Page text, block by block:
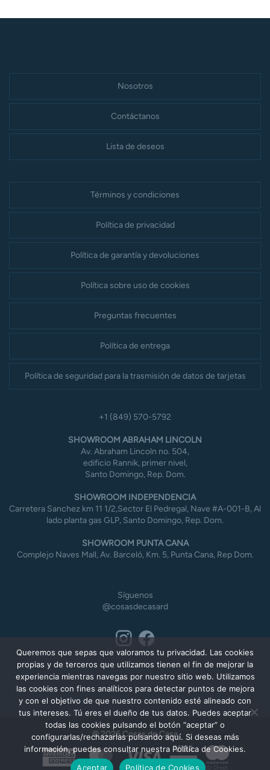
Nosotros
Contáctanos
Lista de deseos
Términos y condiciones
Política de privacidad
Política de garantía y devoluciones
Política sobre uso de cookies
Preguntas frecuentes
Política de entrega
Política de seguridad para la trasmisión de datos de tarjetas
+1 (849) 570-5792
SHOWROOM ABRAHAM LINCOLN
Av. Abraham Lincoln no. 504,
edificio Rannik, primer nivel,
Santo Domingo, Rep. Dom.
SHOWROOM INDEPENDENCIA
Carretera Sanchez km 11 1/2,Sector El Pedregal, Nave #A-001-B, Al
lado planta gas GLP, Santo Domingo, Rep. Dom.
SHOWROOM PUNTA CANA
Complejo Naves Mall, Av. Barceló, Km. 5, Punta Cana, Rep Dom.
Síguenos
@cosasdecasard
American MasterCardVisa
© 2026 Cosas de Casa
Queremos que sepas que valoramos tu privacidad. Las cookies
propias y de terceros que utilizamos tienen el fin de mejorar la
experiencia mientras navegas por nuestro sitio web. Utilizamos
las cookies con fines analíticos para detectar puntos de mejora
y con el objetivo de que nuestro contenido esté alineado con
tus intereses. Tú eres el dueño de tus datos. Puedes aceptar
todas las cookies pulsando el botón “aceptar” o
configurarlas/rechazarlas pulsando aquí. Si deseas más
información, puedes consultar nuestra Política de Cookies.
Aceptar
Política de Cookies